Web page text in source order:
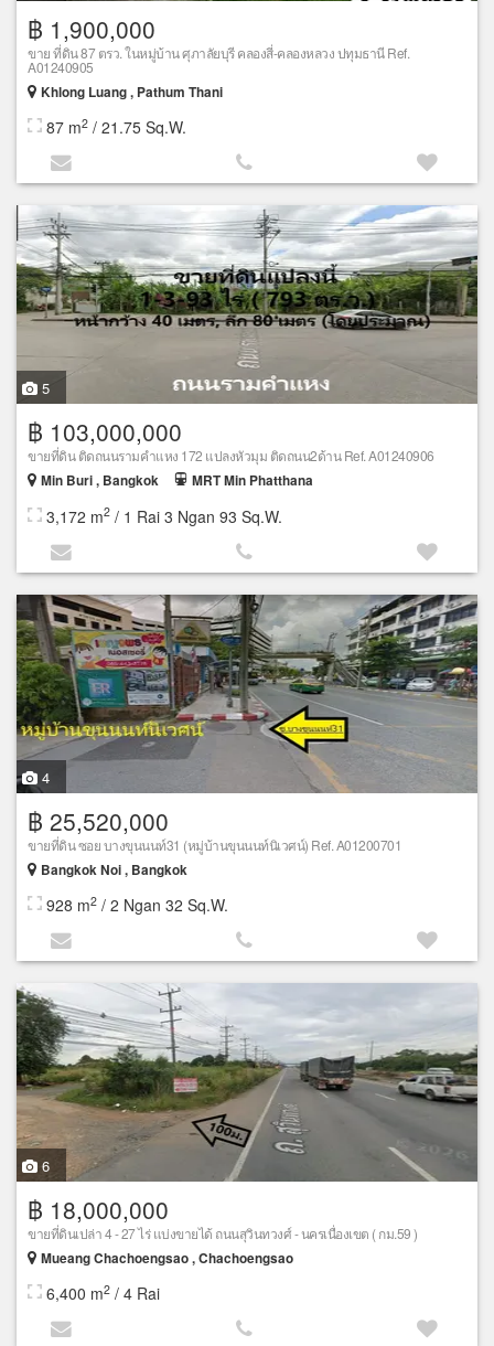
฿ 1,900,000
ขาย ที่ดิน 87 ตรว. ในหมู่บ้าน ศุภาลัยบุรี คลองสี่-คลองหลวง ปทุมธานี Ref.
A01240905
Khlong Luang , Pathum Thani
87 m2 / 21.75 Sq.W.
5
฿ 103,000,000
ขายที่ดิน ติดถนนรามคำแหง 172 แปลงหัวมุม ติดถนน2ด้าน Ref. A01240906
Min Buri , Bangkok
MRT Min Phatthana
3,172 m2 / 1 Rai 3 Ngan 93 Sq.W.
4
฿ 25,520,000
ขายที่ดิน ซอย บางขุนนนท์31 (หมู่บ้านขุนนนท์นิเวศน์) Ref. A01200701
Bangkok Noi , Bangkok
928 m2 / 2 Ngan 32 Sq.W.
6
฿ 18,000,000
ขายที่ดินเปล่า 4 - 27 ไร่ แบ่งขายได้ ถนนสุวินทวงศ์ - นครเนื่องเขต ( กม.59 )
Mueang Chachoengsao , Chachoengsao
6,400 m2 / 4 Rai